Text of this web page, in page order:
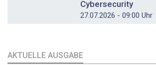
Cybersecurity
27.07.2026 - 09:00 Uhr
AKTUELLE AUSGABE